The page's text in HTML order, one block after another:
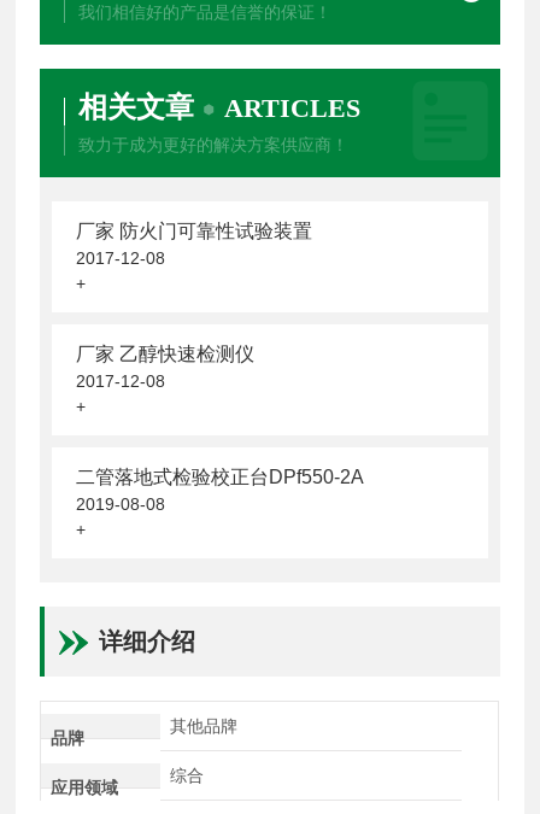
我们相信好的产品是信誉的保证！
相关文章 ARTICLES
致力于成为更好的解决方案供应商！
厂家 防火门可靠性试验装置
2017-12-08
+
厂家 乙醇快速检测仪
2017-12-08
+
二管落地式检验校正台DPf550-2A
2019-08-08
+
详细介绍
品牌
其他品牌
应用领域
综合